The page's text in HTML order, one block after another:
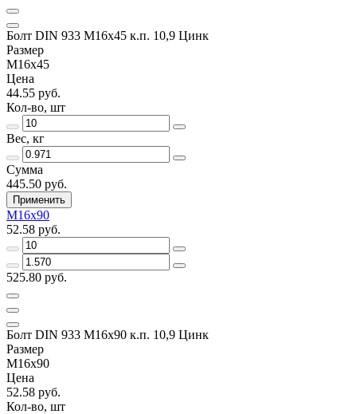
Болт DIN 933 М16х45 к.п. 10,9 Цинк
Размер
М16х45
Цена
44.55 руб.
Кол-во, шт
Вес, кг
Сумма
445.50 руб.
Применить
М16х90
52.58 руб.
525.80 руб.
Болт DIN 933 М16х90 к.п. 10,9 Цинк
Размер
М16х90
Цена
52.58 руб.
Кол-во, шт